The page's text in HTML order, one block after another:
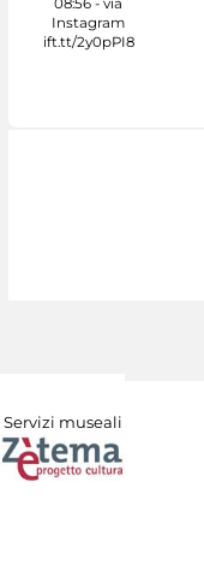
Servizi museali